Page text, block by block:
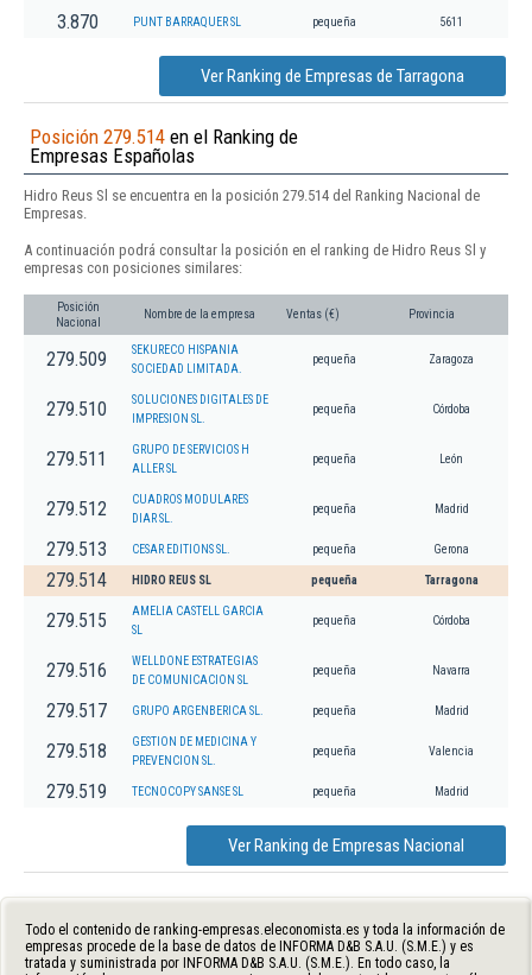
3.870 PUNT BARRAQUER SL pequeña 5611
Ver Ranking de Empresas de Tarragona
Posición 279.514 en el Ranking de
Empresas Españolas
Hidro Reus Sl se encuentra en la posición 279.514 del Ranking Nacional de
Empresas.
A continuación podrá consultar la posición en el ranking de Hidro Reus Sl y
empresas con posiciones similares:
Posición
Nacional
Nombre de la empresa Ventas (€) Provincia
279.509
SEKURECO HISPANIA
SOCIEDAD LIMITADA.
pequeña Zaragoza
279.510
SOLUCIONES DIGITALES DE
IMPRESION SL.
pequeña Córdoba
279.511
GRUPO DE SERVICIOS H
ALLER SL
pequeña León
279.512
CUADROS MODULARES
DIAR SL.
pequeña Madrid
279.513 CESAR EDITIONS SL. pequeña Gerona
279.514 HIDRO REUS SL pequeña Tarragona
279.515
AMELIA CASTELL GARCIA
SL
pequeña Córdoba
279.516
WELLDONE ESTRATEGIAS
DE COMUNICACION SL
pequeña Navarra
279.517 GRUPO ARGENBERICA SL. pequeña Madrid
279.518
GESTION DE MEDICINA Y
PREVENCION SL.
pequeña Valencia
279.519 TECNOCOPY SANSE SL pequeña Madrid
Ver Ranking de Empresas Nacional
Todo el contenido de ranking-empresas.eleconomista.es y toda la información de
empresas procede de la base de datos de INFORMA D&B S.A.U. (S.M.E.) y es
tratada y suministrada por INFORMA D&B S.A.U. (S.M.E.). En todo caso, la